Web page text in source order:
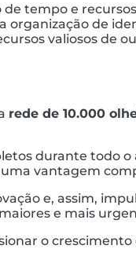
tempo e
de
valiosos de
rede de 10.000
durante todo o
vantagem
e, assim,
e mais
o crescimento